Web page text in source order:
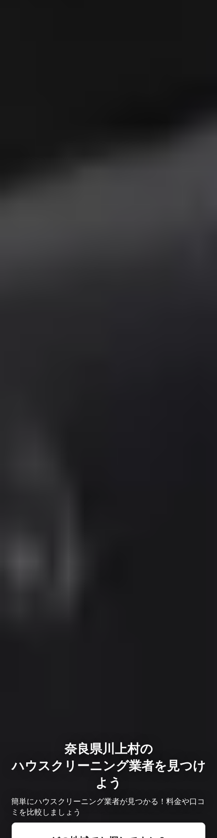
奈良県川上村の
ハウスクリーニング業者を見つけ
よう
簡単にハウスクリーニング業者が見つかる！料金や口コ
ミを比較しましょう